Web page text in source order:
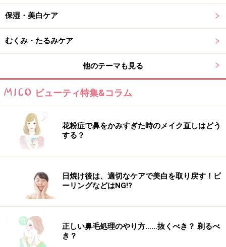
保湿・美白ケア
むくみ・たるみケア
他のテーマも見る
ビューティ特集&コラム
花粉症で鼻をかみすぎた時のメイク直しはどう
する？
日焼け後は、適切なケアで美白を取り戻す！ピ
ーリングなどはNG!?
正しい鼻毛処理のやり方……抜くべき？ 剃るべ
き？